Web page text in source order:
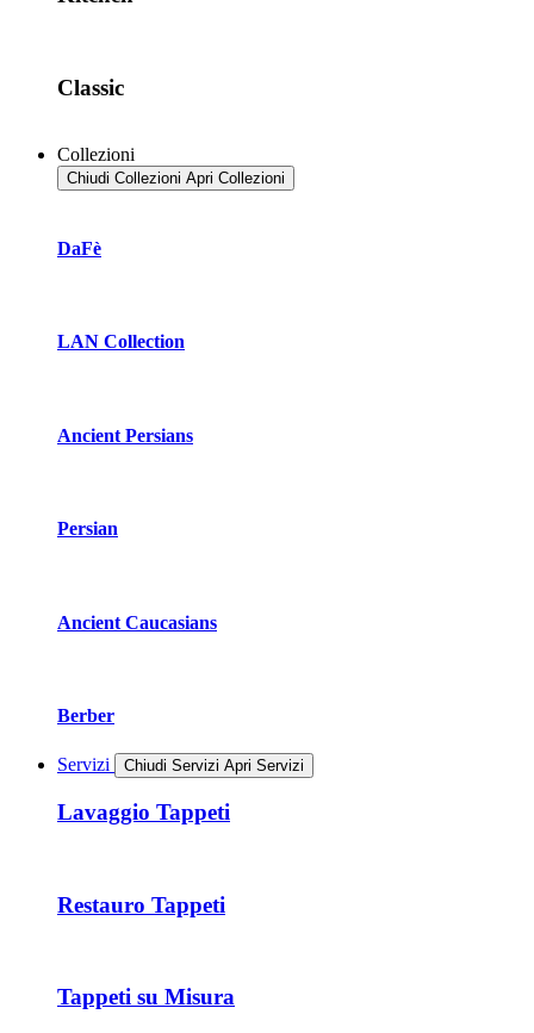
Classic
Collezioni
Chiudi Collezioni Apri Collezioni
DaFè
LAN Collection
Ancient Persians
Persian
Ancient Caucasians
Berber
Servizi Chiudi Servizi Apri Servizi
Lavaggio Tappeti
Restauro Tappeti
Tappeti su Misura